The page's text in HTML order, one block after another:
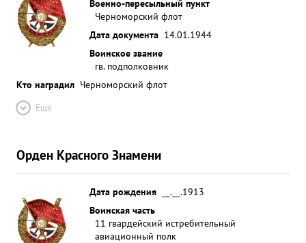
Военно-пересыльный пункт
Черноморский флот
Дата документа 14.01.1944
Воинское звание
гв. подполковник
Кто наградил Черноморский флот
Ещё
Орден Красного Знамени
Дата рождения
__.__.1913
Воинская часть
11 гвардейский истребительный
авиационный полк